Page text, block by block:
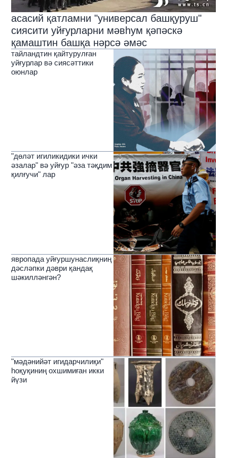
асасий қатламни "универсал башқуруш"
сиясити уйғурларни мәвһум қәпәскә
қамаштин башқа нәрсә әмәс
тайландтин қайтурулған
уйғурлар вә сиясәттики
оюнлар
"дөләт игиликидики ички
әзалар" вә уйғур "әза тәқдим
қилғучи" лар
явропада уйғуршунаслиқниң
дәсләпки дәври қандақ
шәкилләнгән?
"мәдәнийәт игидарчилиқи"
һоқуқиниң охшимиған икки
йүзи